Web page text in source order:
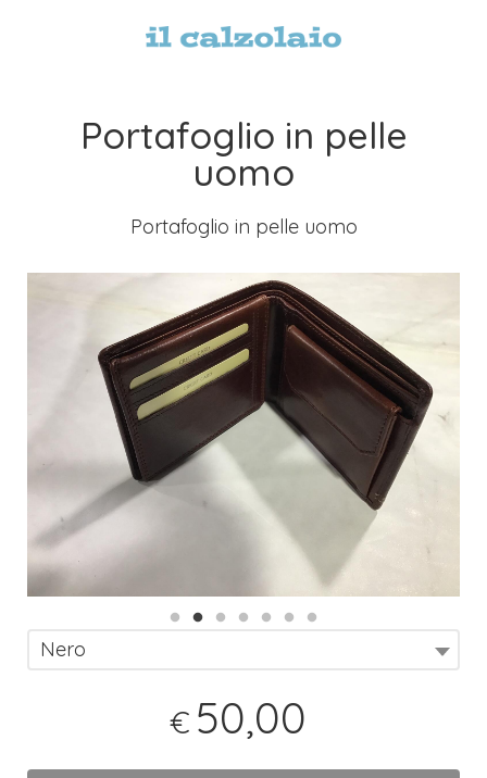
Portafoglio in pelle
uomo
Portafoglio in pelle uomo
Nero
€ 50,00